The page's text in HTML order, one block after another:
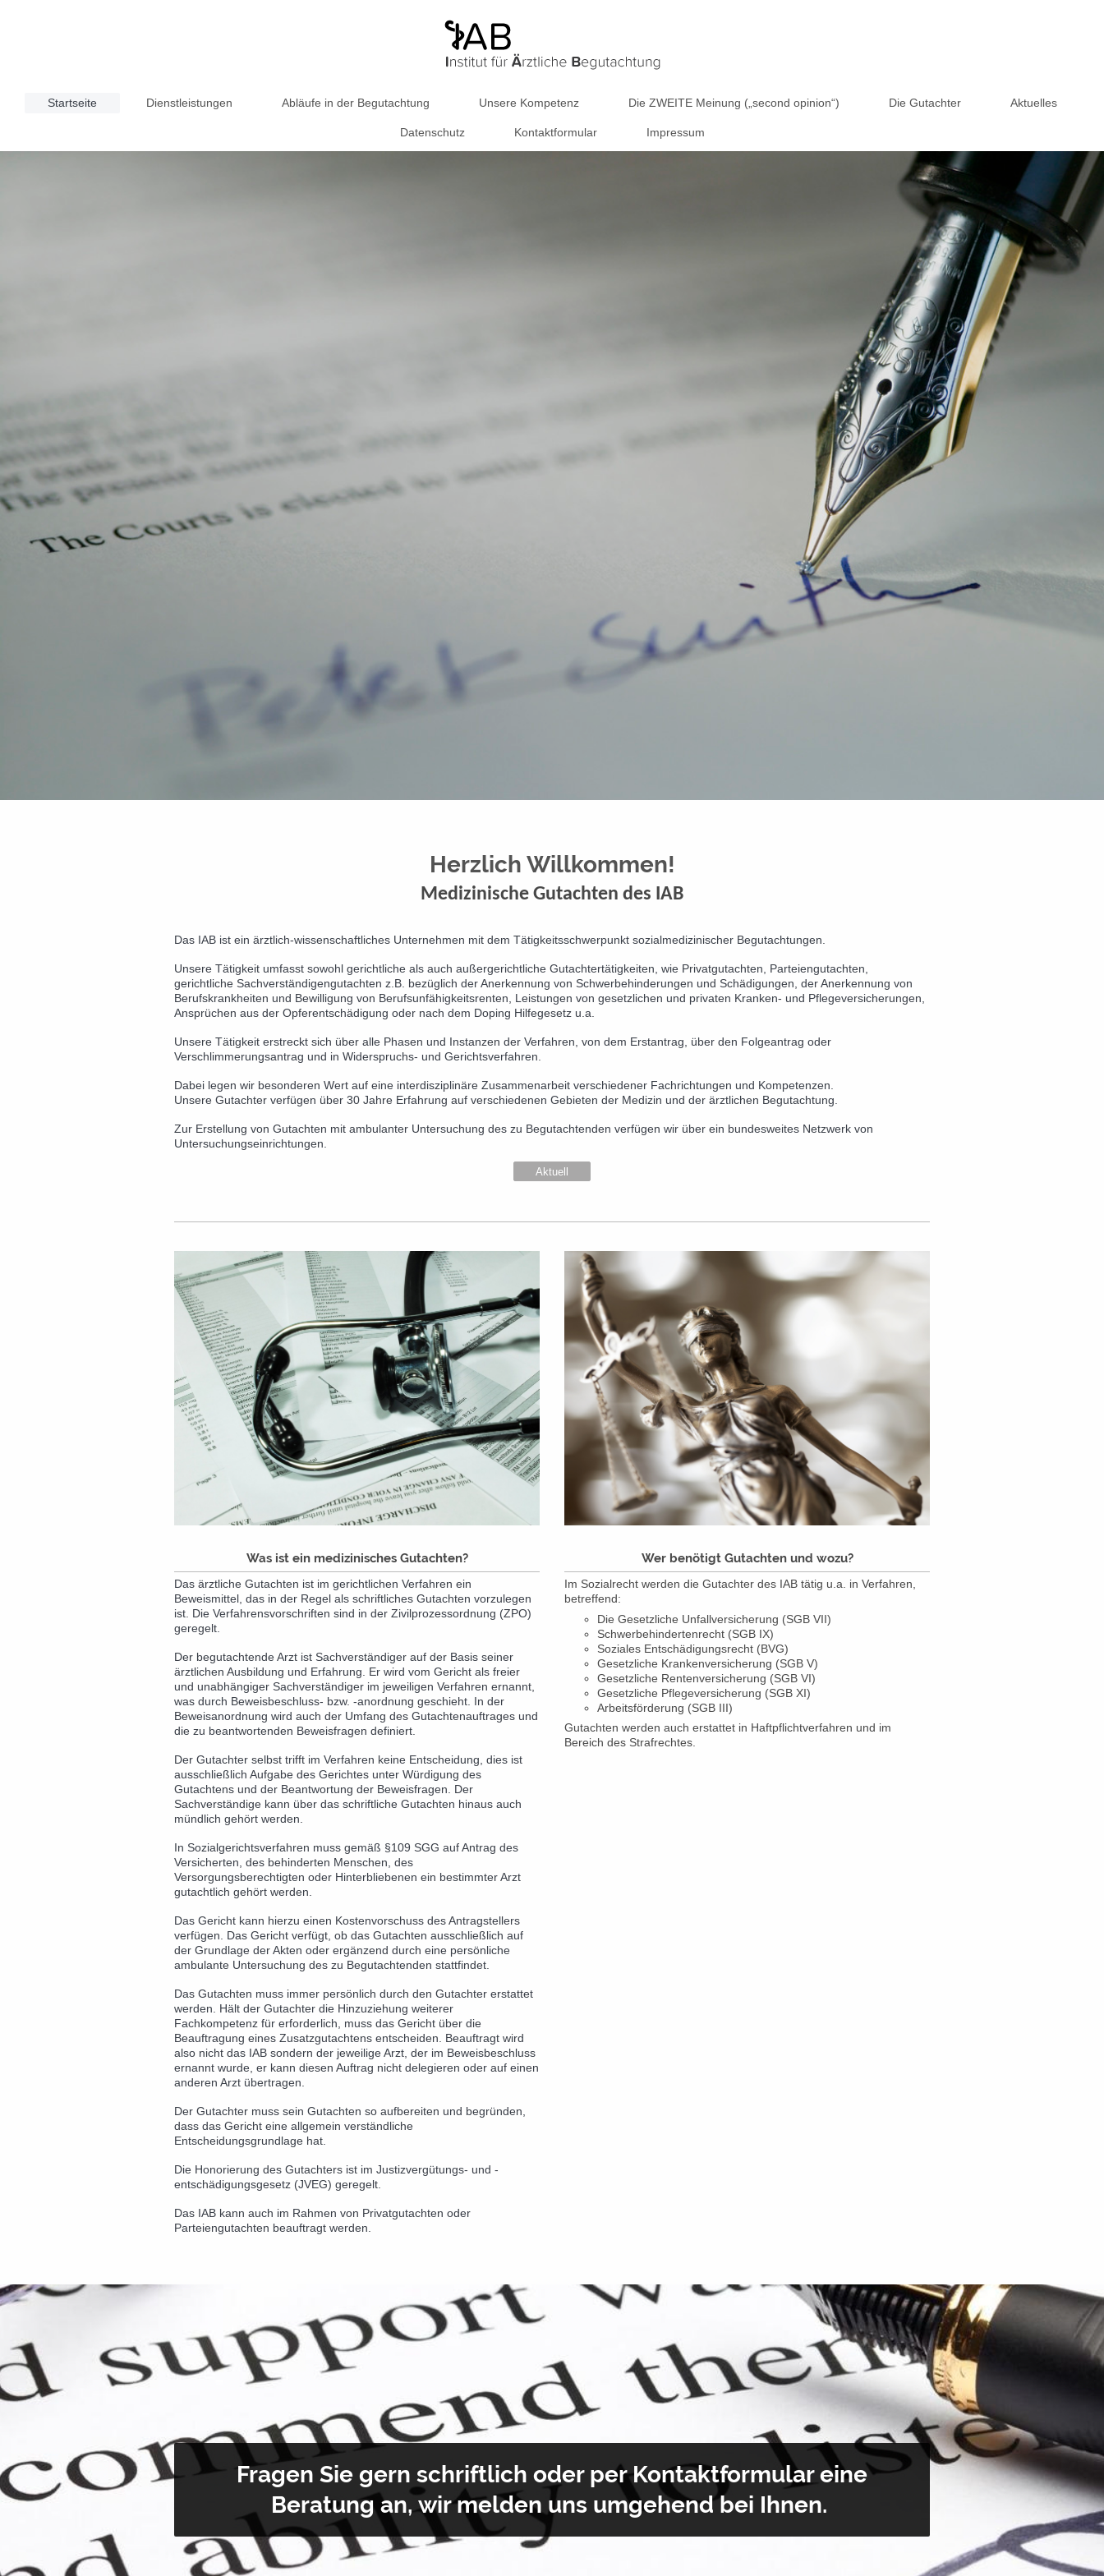
Startseite Dienstleistungen Abläufe in der Begutachtung Unsere Kompetenz Die ZWEITE Meinung („second opinion“) Die Gutachter Aktuelles
Datenschutz Kontaktformular Impressum
Herzlich Willkommen!
Medizinische Gutachten des IAB
Das IAB ist ein ärztlich-wissenschaftliches Unternehmen mit dem Tätigkeitsschwerpunkt sozialmedizinischer Begutachtungen.
Unsere Tätigkeit umfasst sowohl gerichtliche als auch außergerichtliche Gutachtertätigkeiten, wie Privatgutachten, Parteiengutachten,
gerichtliche Sachverständigengutachten z.B. bezüglich der Anerkennung von Schwerbehinderungen und Schädigungen, der Anerkennung von
Berufskrankheiten und Bewilligung von Berufsunfähigkeitsrenten, Leistungen von gesetzlichen und privaten Kranken- und Pflegeversicherungen,
Ansprüchen aus der Opferentschädigung oder nach dem Doping Hilfegesetz u.a.
Unsere Tätigkeit erstreckt sich über alle Phasen und Instanzen der Verfahren, von dem Erstantrag, über den Folgeantrag oder
Verschlimmerungsantrag und in Widerspruchs- und Gerichtsverfahren.
Dabei legen wir besonderen Wert auf eine interdisziplinäre Zusammenarbeit verschiedener Fachrichtungen und Kompetenzen.
Unsere Gutachter verfügen über 30 Jahre Erfahrung auf verschiedenen Gebieten der Medizin und der ärztlichen Begutachtung.
Zur Erstellung von Gutachten mit ambulanter Untersuchung des zu Begutachtenden verfügen wir über ein bundesweites Netzwerk von
Untersuchungseinrichtungen.
Aktuell
Was ist ein medizinisches Gutachten?
Das ärztliche Gutachten ist im gerichtlichen Verfahren ein
Beweismittel, das in der Regel als schriftliches Gutachten vorzulegen
ist. Die Verfahrensvorschriften sind in der Zivilprozessordnung (ZPO)
geregelt.
Der begutachtende Arzt ist Sachverständiger auf der Basis seiner
ärztlichen Ausbildung und Erfahrung. Er wird vom Gericht als freier
und unabhängiger Sachverständiger im jeweiligen Verfahren ernannt,
was durch Beweisbeschluss- bzw. -anordnung geschieht. In der
Beweisanordnung wird auch der Umfang des Gutachtenauftrages und
die zu beantwortenden Beweisfragen definiert.
Der Gutachter selbst trifft im Verfahren keine Entscheidung, dies ist
ausschließlich Aufgabe des Gerichtes unter Würdigung des
Gutachtens und der Beantwortung der Beweisfragen. Der
Sachverständige kann über das schriftliche Gutachten hinaus auch
mündlich gehört werden.
In Sozialgerichtsverfahren muss gemäß §109 SGG auf Antrag des
Versicherten, des behinderten Menschen, des
Versorgungsberechtigten oder Hinterbliebenen ein bestimmter Arzt
gutachtlich gehört werden.
Das Gericht kann hierzu einen Kostenvorschuss des Antragstellers
verfügen. Das Gericht verfügt, ob das Gutachten ausschließlich auf
der Grundlage der Akten oder ergänzend durch eine persönliche
ambulante Untersuchung des zu Begutachtenden stattfindet.
Das Gutachten muss immer persönlich durch den Gutachter erstattet
werden. Hält der Gutachter die Hinzuziehung weiterer
Fachkompetenz für erforderlich, muss das Gericht über die
Beauftragung eines Zusatzgutachtens entscheiden. Beauftragt wird
also nicht das IAB sondern der jeweilige Arzt, der im Beweisbeschluss
ernannt wurde, er kann diesen Auftrag nicht delegieren oder auf einen
anderen Arzt übertragen.
Der Gutachter muss sein Gutachten so aufbereiten und begründen,
dass das Gericht eine allgemein verständliche
Entscheidungsgrundlage hat.
Die Honorierung des Gutachters ist im Justizvergütungs- und -
entschädigungsgesetz (JVEG) geregelt.
Das IAB kann auch im Rahmen von Privatgutachten oder
Parteiengutachten beauftragt werden.
Wer benötigt Gutachten und wozu?
Im Sozialrecht werden die Gutachter des IAB tätig u.a. in Verfahren,
betreffend:
Die Gesetzliche Unfallversicherung (SGB VII)
Schwerbehindertenrecht (SGB IX)
Soziales Entschädigungsrecht (BVG)
Gesetzliche Krankenversicherung (SGB V)
Gesetzliche Rentenversicherung (SGB VI)
Gesetzliche Pflegeversicherung (SGB XI)
Arbeitsförderung (SGB III)
Gutachten werden auch erstattet in Haftpflichtverfahren und im
Bereich des Strafrechtes.
Fragen Sie gern schriftlich oder per Kontaktformular eine
Beratung an, wir melden uns umgehend bei Ihnen.